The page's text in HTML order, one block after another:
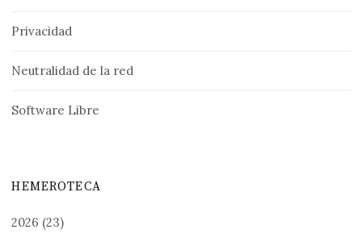
Privacidad
Neutralidad de la red
Software Libre
HEMEROTECA
2026 (23)